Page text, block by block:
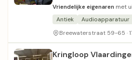
Vriendelijke eigenaren met
en diverse curiosa.
Antiek Audioapparatuur
Breewaterstraat 59-65 ·
Kringloop